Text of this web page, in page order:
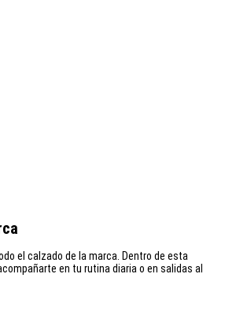
el calzado de la marca. Dentro de esta
en tu rutina diaria o en salidas al